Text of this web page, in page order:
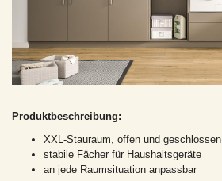
Produktbeschreibung:
XXL-Stauraum, offen und geschlossen
stabile Fächer für Haushaltsgeräte
an jede Raumsituation anpassbar